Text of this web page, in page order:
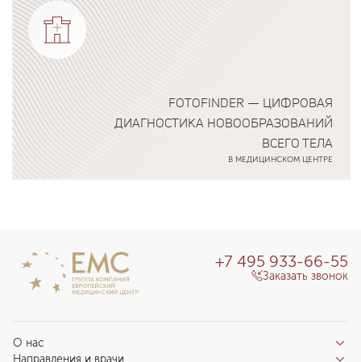
FOTOFINDER — ЦИФРОВАЯ
ДИАГНОСТИКА НОВООБРАЗОВАНИЙ
ВСЕГО ТЕЛА
В МЕДИЦИНСКОМ ЦЕНТРЕ
О нас
Направления и врачи
+7 495 933-66-55
Заказать звонок